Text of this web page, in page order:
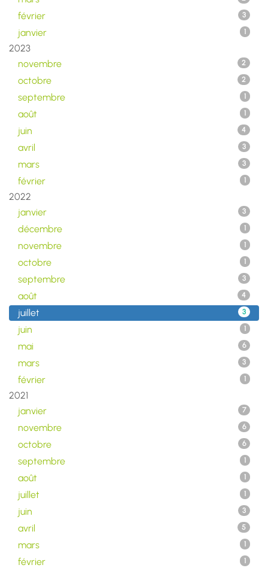
février 3
janvier 1
2023
novembre
2
octobre 2
septembre 1
août 1
juin 4
avril 3
mars 3
février 1
2022
janvier
3
décembre 1
novembre 1
octobre 1
septembre 3
août 4
juillet 3
juin 1
mai 6
mars 3
février 1
2021
janvier
7
novembre 6
octobre 6
septembre 1
août 1
juillet 1
juin 3
avril 5
mars 1
février 1